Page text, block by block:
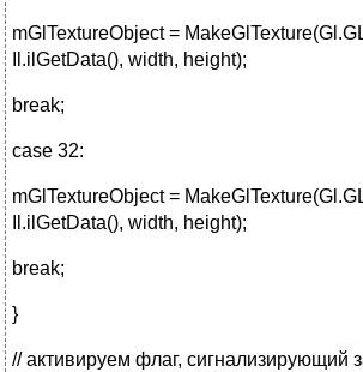
mGlTextureObject =
Il.ilGetData(), width, height);
break;
case 32:
mGlTextureObject =
Il.ilGetData(), width, height);
break;
}
// активируем флаг, сигнализирующий